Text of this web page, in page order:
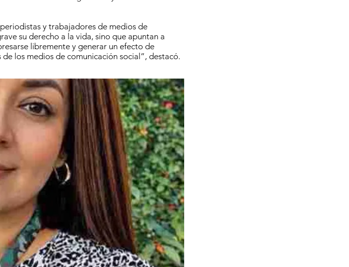
y trabajadores de medios de
su derecho a la vida, sino que apuntan a
libremente y generar un efecto de
los medios de comunicación social”, destacó.